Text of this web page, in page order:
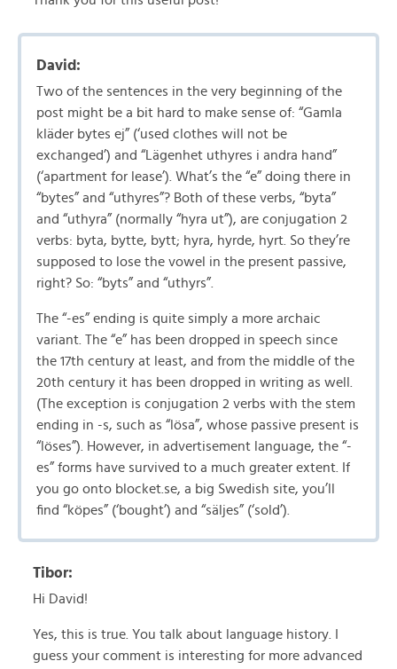
David:
Two of the sentences in the very beginning of the
post might be a bit hard to make sense of: “Gamla
kläder bytes ej” (‘used clothes will not be
exchanged’) and “Lägenhet uthyres i andra hand”
(‘apartment for lease’). What’s the “e” doing there in
“bytes” and “uthyres”? Both of these verbs, “byta”
and “uthyra” (normally “hyra ut”), are conjugation 2
verbs: byta, bytte, bytt; hyra, hyrde, hyrt. So they’re
supposed to lose the vowel in the present passive,
right? So: “byts” and “uthyrs”.
The “-es” ending is quite simply a more archaic
variant. The “e” has been dropped in speech since
the 17th century at least, and from the middle of the
20th century it has been dropped in writing as well.
(The exception is conjugation 2 verbs with the stem
ending in -s, such as “lösa”, whose passive present is
“löses”). However, in advertisement language, the “-
es” forms have survived to a much greater extent. If
you go onto blocket.se, a big Swedish site, you’ll
find “köpes” (‘bought’) and “säljes” (‘sold’).
Tibor:
Hi David!
Yes, this is true. You talk about language history. I
guess your comment is interesting for more advanced